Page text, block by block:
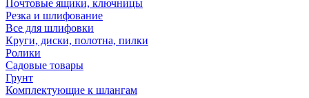
Почтовые ящики, ключницы
Резка и шлифование
Все для шлифовки
Круги, диски, полотна, пилки
Ролики
Садовые товары
Грунт
Комплектующие к шлангам